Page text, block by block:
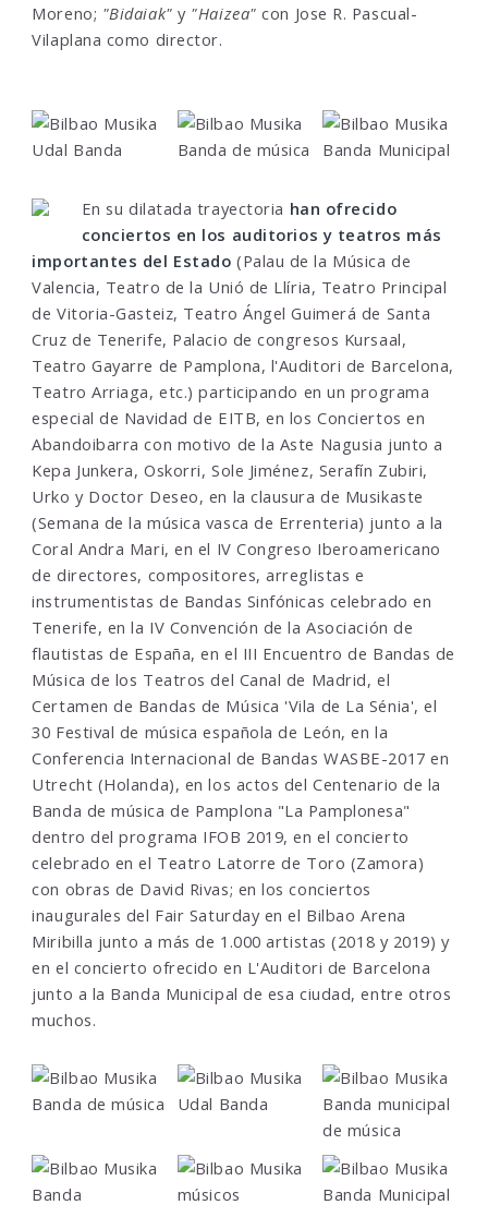
Moreno; "Bidaiak" y "Haizea" con Jose R. Pascual-
Vilaplana como director.
En su dilatada trayectoria han ofrecido
conciertos en los auditorios y teatros más
importantes del Estado (Palau de la Música de
Valencia, Teatro de la Unió de Llíria, Teatro Principal
de Vitoria-Gasteiz, Teatro Ángel Guimerá de Santa
Cruz de Tenerife, Palacio de congresos Kursaal,
Teatro Gayarre de Pamplona, l'Auditori de Barcelona,
Teatro Arriaga, etc.) participando en un programa
especial de Navidad de EITB, en los Conciertos en
Abandoibarra con motivo de la Aste Nagusia junto a
Kepa Junkera, Oskorri, Sole Jiménez, Serafín Zubiri,
Urko y Doctor Deseo, en la clausura de Musikaste
(Semana de la música vasca de Errenteria) junto a la
Coral Andra Mari, en el IV Congreso Iberoamericano
de directores, compositores, arreglistas e
instrumentistas de Bandas Sinfónicas celebrado en
Tenerife, en la IV Convención de la Asociación de
flautistas de España, en el III Encuentro de Bandas de
Música de los Teatros del Canal de Madrid, el
Certamen de Bandas de Música 'Vila de La Sénia', el
30 Festival de música española de León, en la
Conferencia Internacional de Bandas WASBE-2017 en
Utrecht (Holanda), en los actos del Centenario de la
Banda de música de Pamplona "La Pamplonesa"
dentro del programa IFOB 2019, en el concierto
celebrado en el Teatro Latorre de Toro (Zamora)
con obras de David Rivas; en los conciertos
inaugurales del Fair Saturday en el Bilbao Arena
Miribilla junto a más de 1.000 artistas (2018 y 2019) y
en el concierto ofrecido en L'Auditori de Barcelona
junto a la Banda Municipal de esa ciudad, entre otros
muchos.